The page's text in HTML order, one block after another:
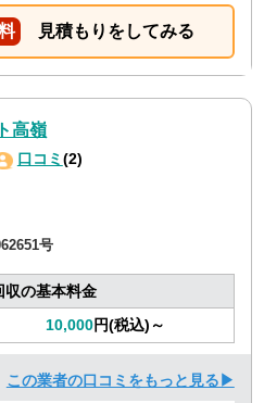
見積もりをしてみる
高嶺
口コミ(2)
号
収の基本料金
10,000円(税込)～
この業者の口コミをもっと見る▶